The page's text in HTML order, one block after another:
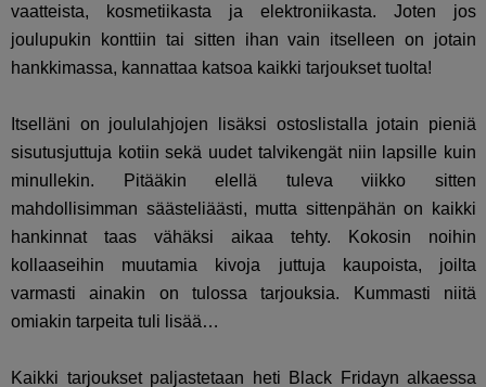
vaatteista, kosmetiikasta ja elektroniikasta. Joten jos
joulupukin konttiin tai sitten ihan vain itselleen on jotain
hankkimassa, kannattaa katsoa kaikki tarjoukset tuolta!
Itselläni on joululahjojen lisäksi ostoslistalla jotain pieniä
sisutusjuttuja kotiin sekä uudet talvikengät niin lapsille kuin
minullekin. Pitääkin elellä tuleva viikko sitten
mahdollisimman säästeliäästi, mutta sittenpähän on kaikki
hankinnat taas vähäksi aikaa tehty. Kokosin noihin
kollaaseihin muutamia kivoja juttuja kaupoista, joilta
varmasti ainakin on tulossa tarjouksia. Kummasti niitä
omiakin tarpeita tuli lisää…
Kaikki tarjoukset paljastetaan heti Black Fridayn alkaessa